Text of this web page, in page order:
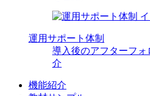
運用サポート体制
導入後のアフターフ
介
機能紹介